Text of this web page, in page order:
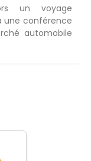
un voyage
une conférence
automobile